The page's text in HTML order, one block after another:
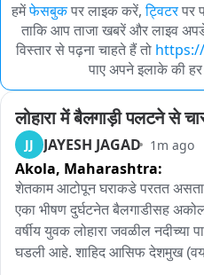
हमेंफेसबुकपर लाइक करें, ट्विटरपर
ताकि आप ताजा खबरें और लाइव
विस्तार से पढ़ना चाहते हैं तो
पाए अपने इलाके की
लोहारा में बैलगाड़ी पलटने से
JJ JAYESH JAGAD 1m ago
Akola, Maharashtra:
शेतकाम आटोपून घराकडे परतत
एका भीषण दुर्घटनेत बैलगाडीसह
वर्षीय युवक लोहारा जवळील नदीच्या
घडली आहे. शाहिद आसिफ देशमुख (वय